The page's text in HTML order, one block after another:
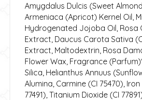
Amygdalus Dulcis (Sweet
Armeniaca (Apricot) Kernel Oil,
Hydrogenated Jojoba Oil, Rosa
Extract, Daucus Carota Sativa
Extract, Maltodextrin, Rosa
Flower Wax, Fragrance
Silica, Helianthus Annuus
Alumina, Carmine (CI 75470),
77491), Titanium Dioxide (CI